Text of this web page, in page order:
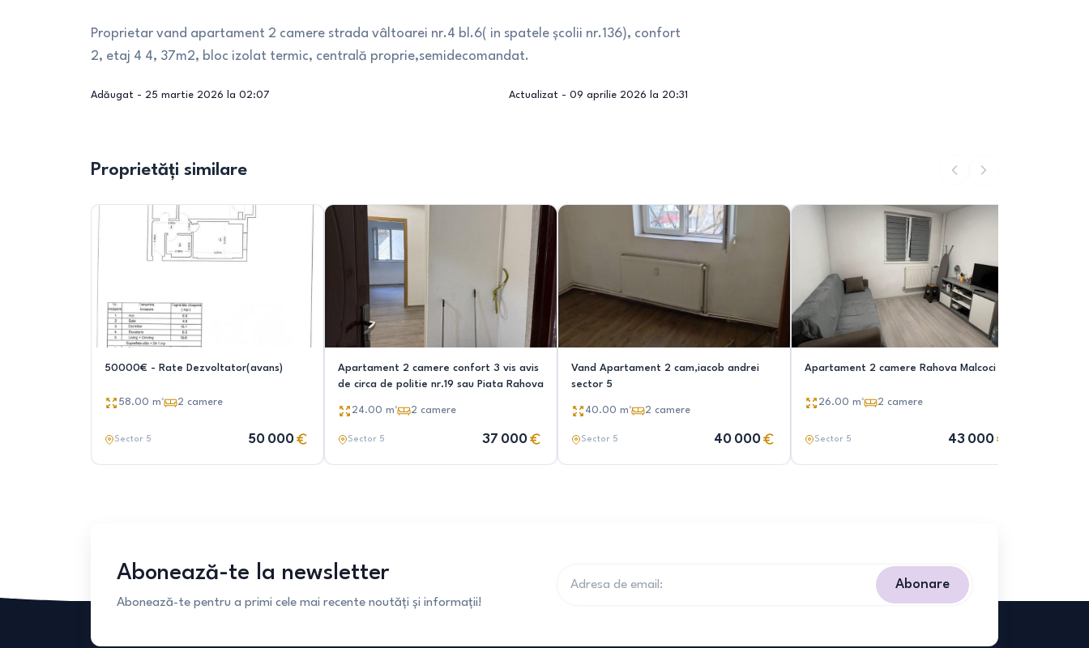
Proprietar vand apartament 2 camere strada vâltoarei nr.4 bl.6( in spatele școlii nr.136), confort
2, etaj 4 4, 37m2, bloc izolat termic, centrală proprie,semidecomandat.
Adăugat - 25 martie 2026 la 02:07 Actualizat - 09 aprilie 2026 la 20:31
Proprietăți similare
50000€ - Rate Dezvoltator(avans)
58.00 m² 2 camere
Sector 5 50 000
Apartament 2 camere confort 3 vis avis
de circa de politie nr.19 sau Piata Rahova
24.00 m² 2 camere
Sector 5 37 000
Vand Apartament 2 cam,iacob andrei
sector 5
40.00 m² 2 camere
Sector 5 40 000
Apartament 2 camere Rahova Malcoci
26.00 m² 2 camere
Sector 5 43 000
Abonează-te la newsletter
Abonează-te pentru a primi cele mai recente noutăți și informații!
Abonare